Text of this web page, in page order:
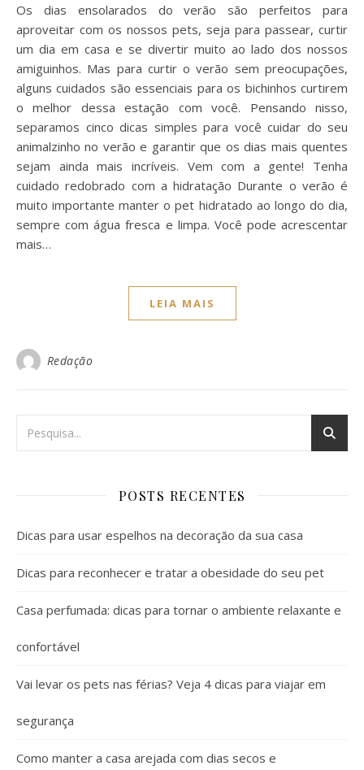
Os dias ensolarados do verão são perfeitos para
aproveitar com os nossos pets, seja para passear, curtir
um dia em casa e se divertir muito ao lado dos nossos
amiguinhos. Mas para curtir o verão sem preocupações,
alguns cuidados são essenciais para os bichinhos curtirem
o melhor dessa estação com você. Pensando nisso,
separamos cinco dicas simples para você cuidar do seu
animalzinho no verão e garantir que os dias mais quentes
sejam ainda mais incríveis. Vem com a gente! Tenha
cuidado redobrado com a hidratação Durante o verão é
muito importante manter o pet hidratado ao longo do dia,
sempre com água fresca e limpa. Você pode acrescentar
mais…
LEIA MAIS
Redação
POSTS RECENTES
Dicas para usar espelhos na decoração da sua casa
Dicas para reconhecer e tratar a obesidade do seu pet
Casa perfumada: dicas para tornar o ambiente relaxante e
confortável
Vai levar os pets nas férias? Veja 4 dicas para viajar em
segurança
Como manter a casa arejada com dias secos e